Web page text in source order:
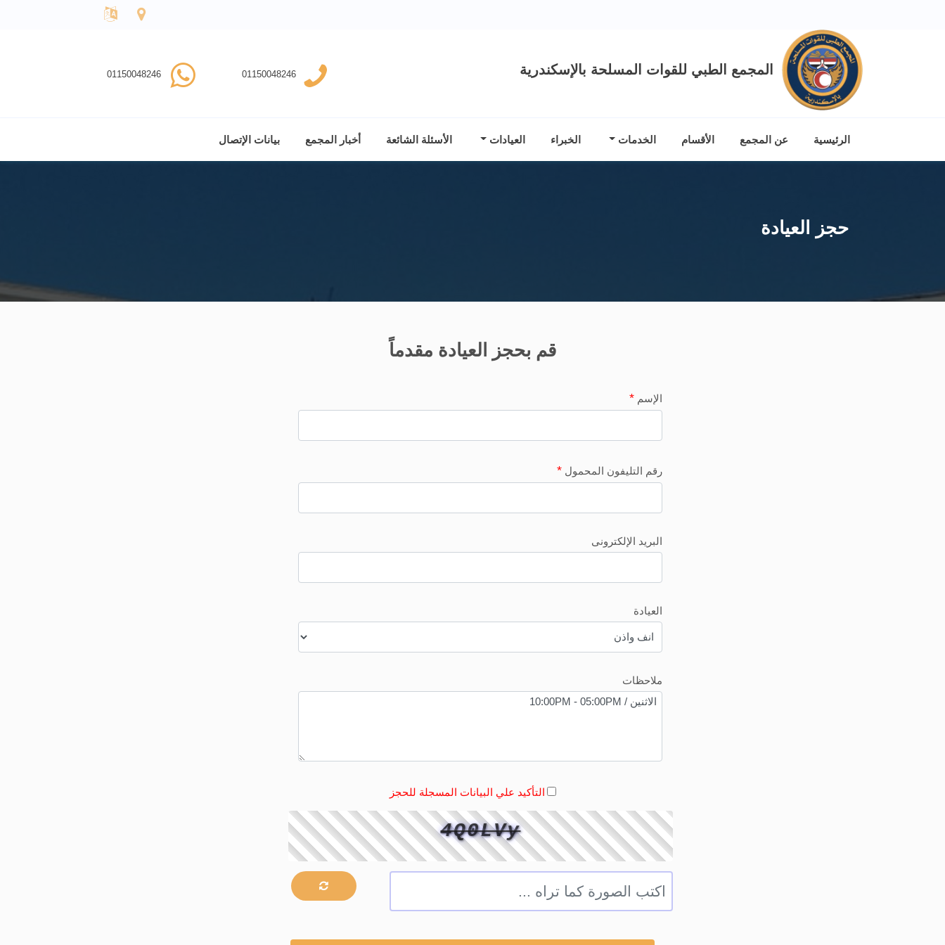
المجمع الطبي للقوات المسلحة بالإسكندرية 01150048246
01150048246
الرئيسية عن المجمع الأقسام الخدمات الخبراء العيادات الأسئلة الشائعة أخبار المجمع بيانات الإتصال
حجز العيادة
قم بحجز العيادة مقدماً
الإسم *
رقم التليفون المحمول *
البريد الإلكترونى
العيادة
ملاحظات
التأكيد علي البيانات المسجلة للحجز
4Q0LVy